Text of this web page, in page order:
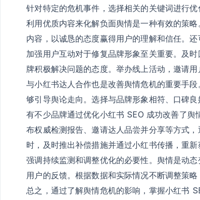
针对特定的危机事件，选择相关的关键词进行
利用优质内容来化解负面舆情是一种有效的策
内容，以诚恳的态度赢得用户的理解和信任。
加强用户互动对于修复品牌形象至关重要。及
牌积极解决问题的态度。举办线上活动，邀请用
与小红书达人合作也是改善舆情危机的重要手
够引导舆论走向。选择与品牌形象相符、口碑
有不少品牌通过优化小红书 SEO 成功改善了
布权威检测报告、邀请达人品尝并分享等方式
时，及时推出补偿措施并通过小红书传播，重新
强调持续监测和调整优化的必要性。舆情是动
用户的反馈。根据数据和实际情况不断调整策略
总之，通过了解舆情危机的影响，掌握小红书